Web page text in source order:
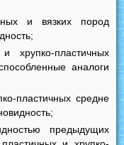
и вязких пород
хрупко-пластичных
аналоги
пластичных средне
предыдущих